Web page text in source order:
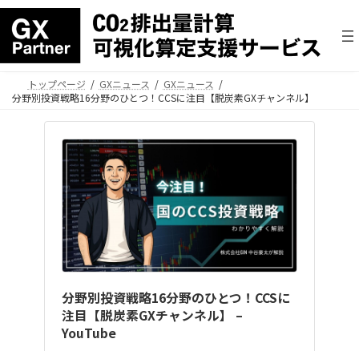
トップページ GXニュース
GXニュース
分野別投資戦略16分野のひとつ！CCSに注目【脱炭素GXチャンネル】
分野別投資戦略16分野のひとつ！CCSに
注目【脱炭素GXチャンネル】 –
YouTube